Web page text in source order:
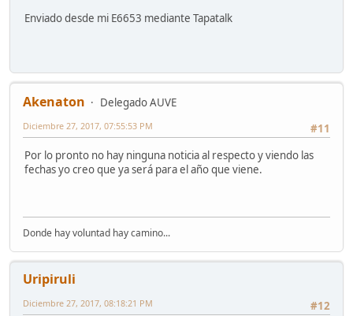
Enviado desde mi E6653 mediante Tapatalk
Akenaton
Delegado AUVE
#11
Diciembre 27, 2017, 07:55:53 PM
Por lo pronto no hay ninguna noticia al respecto y viendo las
fechas yo creo que ya será para el año que viene.
Donde hay voluntad hay camino...
Uripiruli
#12
Diciembre 27, 2017, 08:18:21 PM